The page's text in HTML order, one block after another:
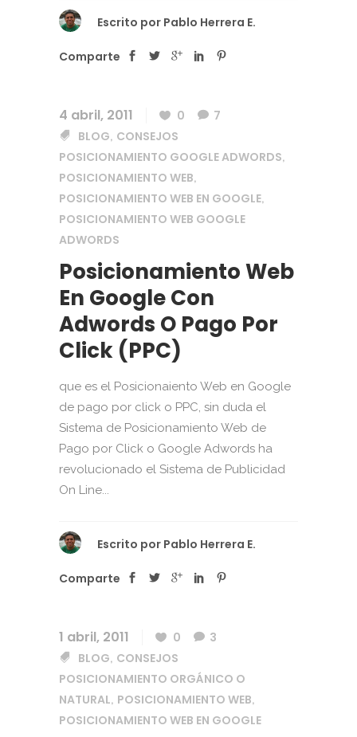
Escrito por Pablo Herrera E.
Comparte
4 abril, 2011 0
7
BLOG, CONSEJOS
POSICIONAMIENTO GOOGLE ADWORDS,
POSICIONAMIENTO WEB,
POSICIONAMIENTO WEB EN GOOGLE,
POSICIONAMIENTO WEB GOOGLE
ADWORDS
Posicionamiento Web
En Google Con
Adwords O Pago Por
Click (PPC)
que es el Posicionaiento Web en Google
de pago por click o PPC, sin duda el
Sistema de Posicionamiento Web de
Pago por Click o Google Adwords ha
revolucionado el Sistema de Publicidad
On Line...
Escrito por Pablo Herrera E.
Comparte
1 abril, 2011 0
3
BLOG, CONSEJOS
POSICIONAMIENTO ORGÁNICO O
NATURAL, POSICIONAMIENTO WEB,
POSICIONAMIENTO WEB EN GOOGLE